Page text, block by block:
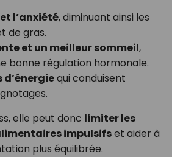
l’anxiété, diminuant ainsi les
de gras.
et un meilleur sommeil,
bonne régulation hormonale.
d’énergiequi conduisent
elle peut donc limiter les
impulsifset aider à
plus équilibrée.